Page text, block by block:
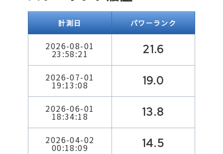
計測日 パワーランク
2026-08-01
23:58:21 21.6
2026-07-01
19:13:08 19.0
2026-06-01
18:34:18 13.8
2026-04-02
00:18:09 14.5